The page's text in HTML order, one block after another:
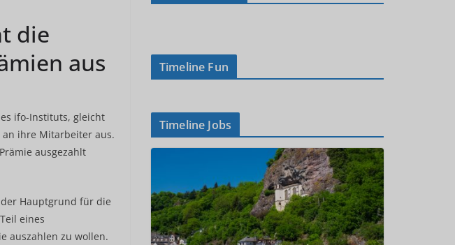
die
aus
ifo-Instituts, gleicht
ihre Mitarbeiter aus.
ausgezahlt
Hauptgrund für die
eines
auszahlen zu wollen.
Timeline Fun
Timeline Jobs